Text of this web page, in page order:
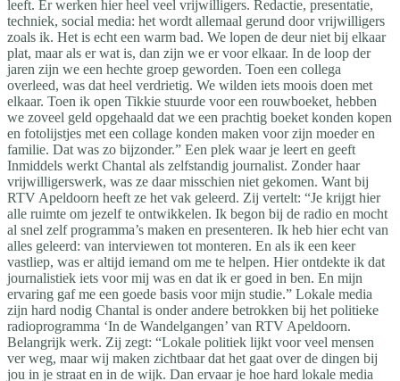
leeft. Er werken hier heel veel vrijwilligers. Redactie, presentatie,
techniek, social media: het wordt allemaal gerund door vrijwilligers
zoals ik. Het is echt een warm bad. We lopen de deur niet bij elkaar
plat, maar als er wat is, dan zijn we er voor elkaar. In de loop der
jaren zijn we een hechte groep geworden. Toen een collega
overleed, was dat heel verdrietig. We wilden iets moois doen met
elkaar. Toen ik open Tikkie stuurde voor een rouwboeket, hebben
we zoveel geld opgehaald dat we een prachtig boeket konden kopen
en fotolijstjes met een collage konden maken voor zijn moeder en
familie. Dat was zo bijzonder.” Een plek waar je leert en geeft
Inmiddels werkt Chantal als zelfstandig journalist. Zonder haar
vrijwilligerswerk, was ze daar misschien niet gekomen. Want bij
RTV Apeldoorn heeft ze het vak geleerd. Zij vertelt: “Je krijgt hier
alle ruimte om jezelf te ontwikkelen. Ik begon bij de radio en mocht
al snel zelf programma’s maken en presenteren. Ik heb hier echt van
alles geleerd: van interviewen tot monteren. En als ik een keer
vastliep, was er altijd iemand om me te helpen. Hier ontdekte ik dat
journalistiek iets voor mij was en dat ik er goed in ben. En mijn
ervaring gaf me een goede basis voor mijn studie.” Lokale media
zijn hard nodig Chantal is onder andere betrokken bij het politieke
radioprogramma ‘In de Wandelgangen’ van RTV Apeldoorn.
Belangrijk werk. Zij zegt: “Lokale politiek lijkt voor veel mensen
ver weg, maar wij maken zichtbaar dat het gaat over de dingen bij
jou in je straat en in de wijk. Dan ervaar je hoe hard lokale media